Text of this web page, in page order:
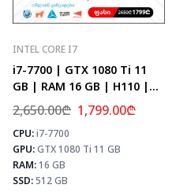
MAX FPS
PUBG
64
Fortnite
76
INTEL CORE I7
i7-7700 | GTX 1080 Ti 11
GB | RAM 16 GB | H110 |
SSD 512 GB
2,650.00₾ 1,799.00₾
CPU:i7-7700
GPU:GTX 1080 Ti 11 GB
RAM:16 GB
SSD:512 GB